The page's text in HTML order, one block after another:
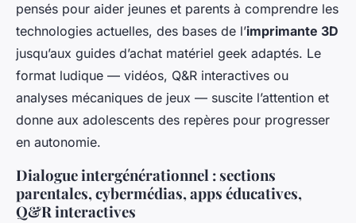
pensés pour aider jeunes et parents à comprendre les
technologies actuelles, des bases de l’imprimante 3D
jusqu’aux guides d’achat matériel geek adaptés. Le
format ludique — vidéos, Q&R interactives ou
analyses mécaniques de jeux — suscite l’attention et
donne aux adolescents des repères pour progresser
en autonomie.
Dialogue intergénérationnel : sections
parentales, cybermédias, apps éducatives,
Q&R interactives